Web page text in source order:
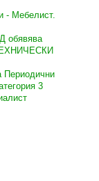
- Мебелист.
обявява
Периодични
3